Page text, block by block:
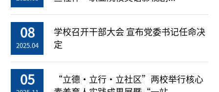
08
2025.04
学校召开干部大会 宣布党委书记任命决
定
05
“立德・立行・立社区”两校举行核心